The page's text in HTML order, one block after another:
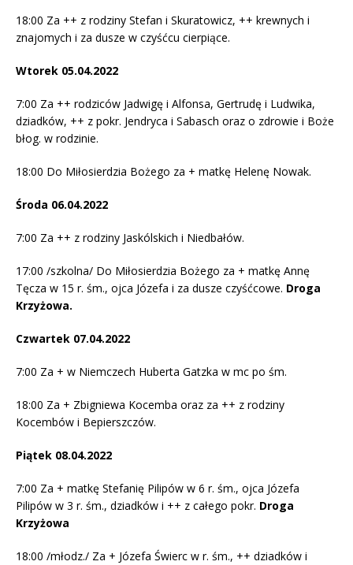
18:00 Za ++ z rodziny Stefan i Skuratowicz, ++ krewnych i
znajomych i za dusze w czyśćcu cierpiące.
Wtorek 05.04.2022
7:00 Za ++ rodziców Jadwigę i Alfonsa, Gertrudę i Ludwika,
dziadków, ++ z pokr. Jendryca i Sabasch oraz o zdrowie i Boże
błog. w rodzinie.
18:00 Do Miłosierdzia Bożego za + matkę Helenę Nowak.
Środa 06.04.2022
7:00 Za ++ z rodziny Jaskólskich i Niedbałów.
17:00 /szkolna/ Do Miłosierdzia Bożego za + matkę Annę
Tęcza w 15 r. śm., ojca Józefa i za dusze czyśćcowe. Droga
Krzyżowa.
Czwartek 07.04.2022
7:00 Za + w Niemczech Huberta Gatzka w mc po śm.
18:00 Za + Zbigniewa Kocemba oraz za ++ z rodziny
Kocembów i Bepierszczów.
Piątek 08.04.2022
7:00 Za + matkę Stefanię Pilipów w 6 r. śm., ojca Józefa
Pilipów w 3 r. śm., dziadków i ++ z całego pokr. Droga
Krzyżowa
18:00 /młodz./ Za + Józefa Świerc w r. śm., ++ dziadków i